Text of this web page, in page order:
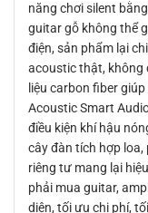
năng chơi silent
guitar gỗ không thể
điện, sản phẩm lại
acoustic thật, không
liệu carbon fiber
Acoustic Smart
điều kiện khí hậu
cây đàn tích hợp
riêng tư mang lại
phải mua guitar,
diện, tối ưu chi phí,